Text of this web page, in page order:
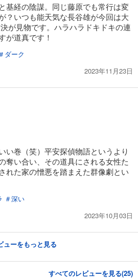
基経の陰謀。同じ藤原でも常行は変
？いつも能天気な長谷雄が今回は大
が見物です。ハラハラドキドキの連
が道真です！
＃ダーク
2023年11月23日
い巻（笑）平安探偵物語というより
奪い合い、その道具にされる女性た
れた家の憎悪を踏まえた群像劇とい
＃深い
2023年10月03日
ューをもっと見る
すべてのレビューを見る(25)